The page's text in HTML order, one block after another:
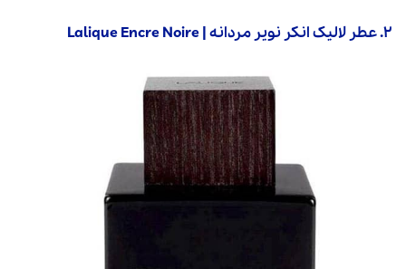
2. عطر لالیک انکر نویر مردانه | Lalique Encre Noire